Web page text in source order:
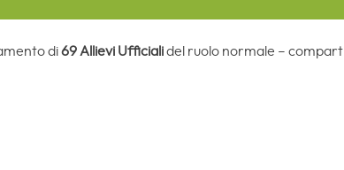
di69 Allievi Ufficialidel ruolo normale –